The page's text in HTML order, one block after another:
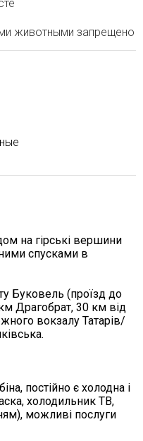
животными запрещено
на гірські вершини
спусками в
Буковель (проїзд до
Драгобрат, 30 км від
вокзалу Татарів/
постійно є холодна і
холодильник ТВ,
можливі послуги